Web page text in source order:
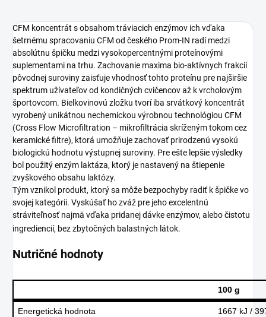
CFM koncentrát s obsahom tráviacich enzýmov ich vďaka
šetrnému spracovaniu CFM od českého Prom-IN radí medzi
absolútnu špičku medzi vysokopercentnými proteínovými
suplementami na trhu. Zachovanie maxima bio-aktívnych frakcií
pôvodnej suroviny zaisťuje vhodnosť tohto proteínu pre najširšie
spektrum užívateľov od kondičných cvičencov až k vrcholovým
športovcom. Bielkovinovú zložku tvorí iba srvátkový koncentrát
vyrobený unikátnou nechemickou výrobnou technológiou CFM
(Cross Flow Microfiltration – mikrofiltrácia skríženým tokom cez
keramické filtre), ktorá umožňuje zachovať prirodzenú vysokú
biologickú hodnotu výstupnej suroviny. Pre ešte lepšie výsledky
bol použitý enzým laktáza, ktorý je nastavený na štiepenie
zvyškového obsahu laktózy.
Tým vznikol produkt, ktorý sa môže bezpochyby radiť k špičke vo
svojej kategórii. Vyskúšať ho zváž pre jeho excelentnú
stráviteľnosť najmä vďaka pridanej dávke enzýmov, alebo čistotu
ingrediencií, bez zbytočných balastných látok.
Nutričné hodnoty
100 g
Energetická hodnota
1667 kJ /